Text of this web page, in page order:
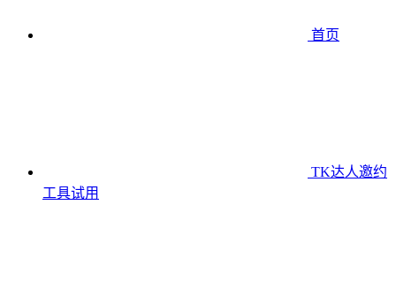
首页
TK达人邀约
工具试用